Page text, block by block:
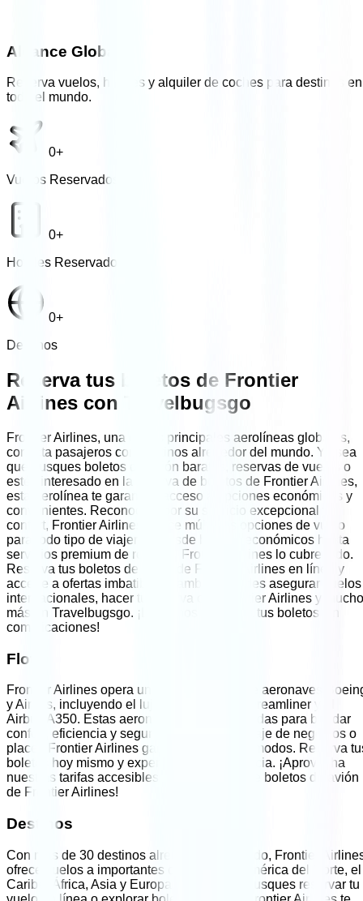
Alcance Global
Reserva vuelos, hoteles y alquiler de coches para destinos en
todo el mundo.
0+
Vuelos Reservados
0+
Hoteles Reservados
0+
Destinos
Reserva tus boletos de Frontier
Airlines con Travelbugsgo
Frontier Airlines, una de las principales aerolíneas globales,
conecta pasajeros con destinos alrededor del mundo. Ya sea
que busques boletos de avión baratos, reservas de vuelos o
estés interesado en la reserva de boletos de Frontier Airlines,
esta aerolínea te garantiza acceso a opciones económicas y
convenientes. Reconocida por su servicio excepcional y
confort, Frontier Airlines
ofrece múltiples opciones de vuelo
para todo tipo de viajeros. Desde boletos económicos hasta
servicios premium de reserva,
Frontier Airlines lo cubre todo.
Reserva tus boletos de avión de Frontier Airlines en línea y
accede a ofertas imbatibles. También puedes asegurar vuelos
internacionales, hacer tu reserva con
Frontier Airlines y mucho
más en Travelbugsgo. ¡Llámanos y reserva tus boletos sin
complicaciones!
Flota
Frontier Airlines opera una flota moderna de aeronaves
y Airbus, incluyendo el lujoso Boeing 787 Dreamliner y el
Airbus A350. Estas aeronaves están diseñadas para brindar
confort, eficiencia y seguridad. Ya sea un viaje de negocios o
placer,
Frontier Airlines garantiza vuelos cómodos. Reserva
boletos hoy mismo y experimenta la diferencia. ¡Aprovecha
nuestras tarifas accesibles con la reserva de boletos de avión
de Frontier Airlines!
Destinos
Con más de 30 destinos alrededor del mundo, Frontier
ofrece vuelos a importantes ciudades de América del Norte, el
Caribe, África, Asia y Europa. Ya sea que busques reservar tu